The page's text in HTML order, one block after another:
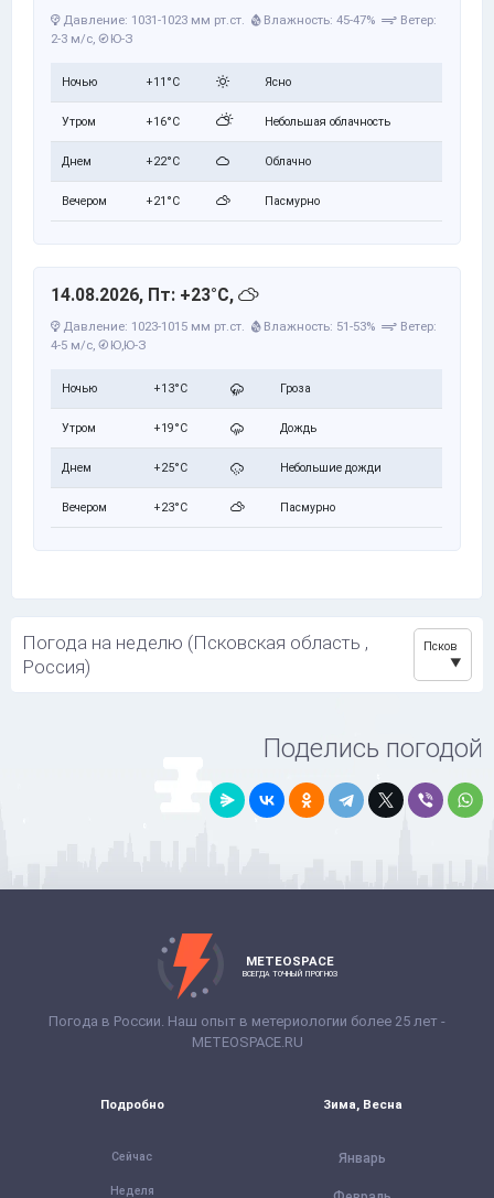
Давление: 1031-1023 мм рт.ст. Влажность: 45-47%
Ветер:
2-3 м/с, Ю-З
Ночью +11°C Ясно
Утром +16°C Небольшая облачность
Днем +22°C Облачно
Вечером +21°C Пасмурно
14.08.2026, Пт: +23°C,
Давление: 1023-1015 мм рт.ст. Влажность: 51-53%
Ветер:
4-5 м/с, Ю,Ю-З
Ночью +13°C Гроза
Утром +19°C Дождь
Днем +25°C Небольшие дожди
Вечером +23°C Пасмурно
Погода на неделю (Псковская область ,
Россия)
Псков
Поделись погодой
METEOSPACE
ВСЕГДА ТОЧНЫЙ ПРОГНОЗ
Погода в России. Наш опыт в метериологии более 25 лет -
METEOSPACE.RU
Подробно
Сейчас
Неделя
Зима, Весна
Январь